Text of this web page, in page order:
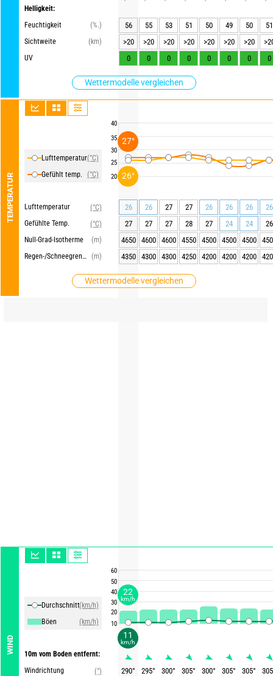
Helligkeit:
Feuchtigkeit
(%.)
Sichtweite
(km)
UV
Wettermodelle vergleichen
TEMPERATUR
Lufttemperatur(°C)
Gefühlt temp.
(°C)
Lufttemperatur
(°C)
Gefühlte Temp.
(°C)
Null-Grad-Isotherme
(m)
Regen-/Schneegrenze (m)
Wettermodelle vergleichen
WIND
Durchschnittliche Winde
(km/h)
Böen
(km/h)
10m vom Boden entfernt:
Windrichtung
(°)
40
35
30
25
20
60
50
40
30
20
10
56 55 53 51 50 49 50
51
>20
>20 >20 >20 >20 >20 >20
0
0 0 0 0 0 0 0
26 26 27 27 26 26 26
26
27
27 27 28 27 24 24
26
4650
4600 4600 4550 4500 4500 4500
4350
4300 4300 4250 4200 4200 4200
290° 295° 300° 305° 300° 305° 305°
305
11
km/h
22
km/h
26°
27°